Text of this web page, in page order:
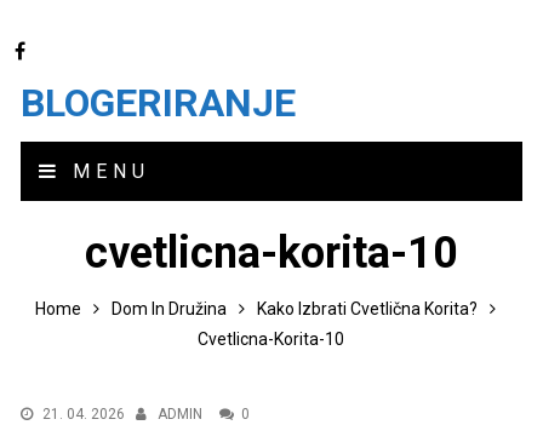
BLOGERIRANJE
MENU
cvetlicna-korita-10
Home Dom In Družina
Kako Izbrati Cvetlična Korita?
Cvetlicna-Korita-10
21. 04. 2026 ADMIN 0